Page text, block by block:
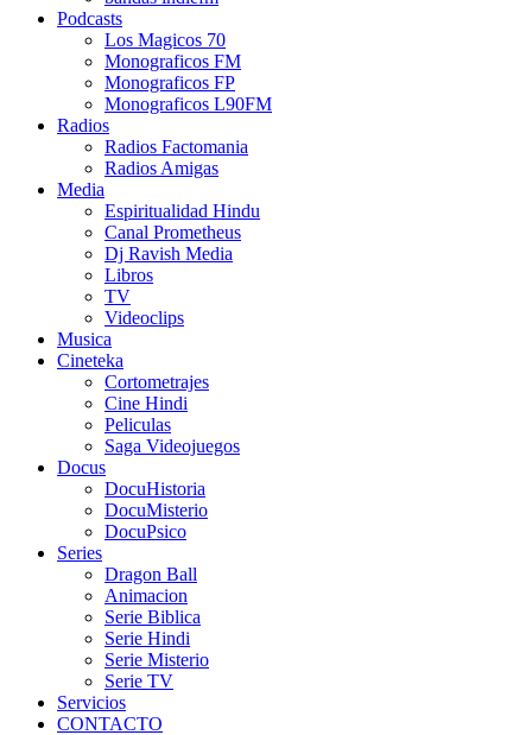
Podcasts
Los Magicos 70
Monograficos FM
Monograficos FP
Monograficos L90FM
Radios
Radios Factomania
Radios Amigas
Media
Espiritualidad Hindu
Canal Prometheus
Dj Ravish Media
Libros
TV
Videoclips
Musica
Cineteka
Cortometrajes
Cine Hindi
Peliculas
Saga Videojuegos
Docus
DocuHistoria
DocuMisterio
DocuPsico
Series
Dragon Ball
Animacion
Serie Biblica
Serie Hindi
Serie Misterio
Serie TV
Servicios
CONTACTO